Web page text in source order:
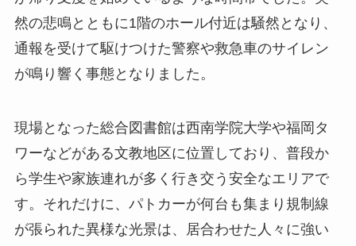
然の悲鳴とともに1階のホール付近は騒然となり、
通報を受けて駆けつけた警察や救急車のサイレン
が鳴り響く事態となりました。
現場となった総合図書館は西南学院大学や福岡タ
ワーなどがある文教地区に位置しており、普段か
ら学生や家族連れが多く行き交う安全なエリアで
す。それだけに、パトカーが何台も集まり規制線
が張られた異様な光景は、居合わせた人々に強い